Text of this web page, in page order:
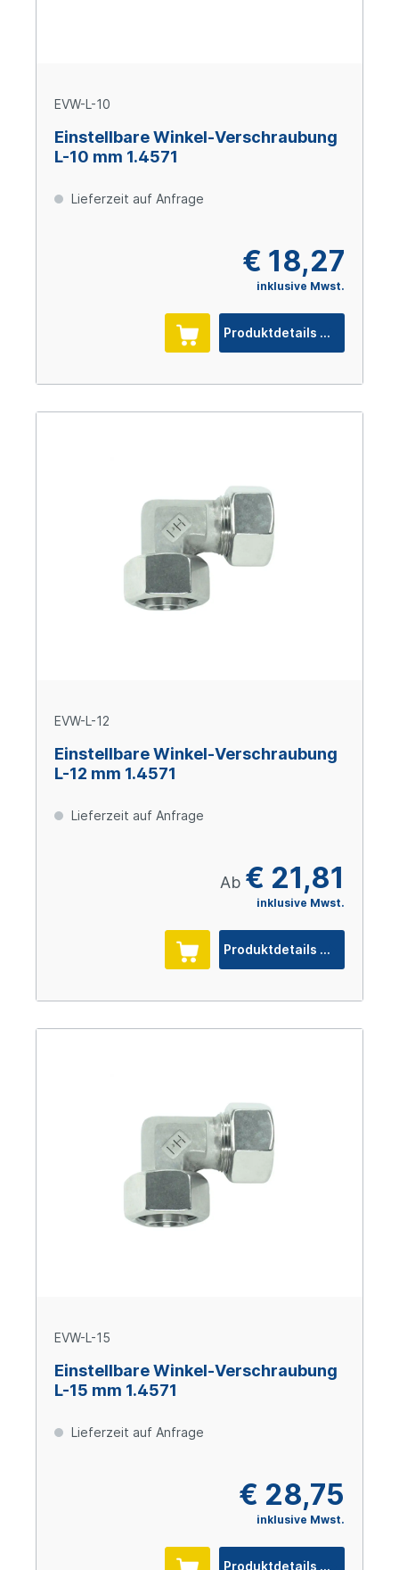
EVW-L-10
Einstellbare Winkel-Verschraubung
L-10 mm 1.4571
Lieferzeit auf Anfrage
€ 18,27
inklusive Mwst.
Produktdetails
EVW-L-12
Einstellbare Winkel-Verschraubung
L-12 mm 1.4571
Lieferzeit auf Anfrage
Ab € 21,81
inklusive Mwst.
Produktdetails
EVW-L-15
Einstellbare Winkel-Verschraubung
L-15 mm 1.4571
Lieferzeit auf Anfrage
€ 28,75
inklusive Mwst.
Produktdetails